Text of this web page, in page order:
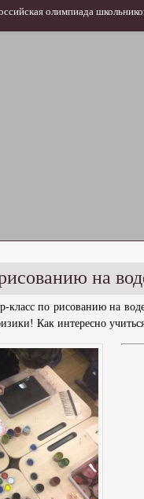
олимпиада
на
класс по рисованию на
Как интересно